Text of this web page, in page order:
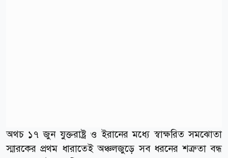
অথচ ১৭ জুন যুক্তরাষ্ট্র ও ইরানের মধ্যে স্বাক্ষরিত সমঝোতা
স্মারকের প্রথম ধারাতেই অঞ্চলজুড়ে সব ধরনের শত্রুতা বন্ধ